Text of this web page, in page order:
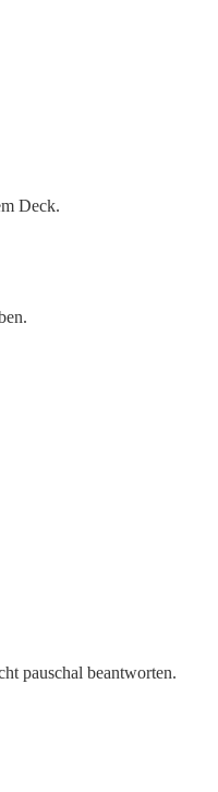
Deck.
pauschal beantworten.